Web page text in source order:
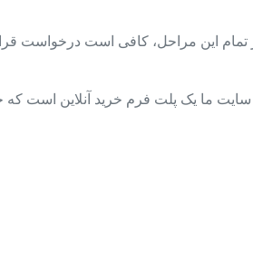
این مراحل، کافی است درخواست قرار
ما یک پلت فرم خرید آنلاین است که